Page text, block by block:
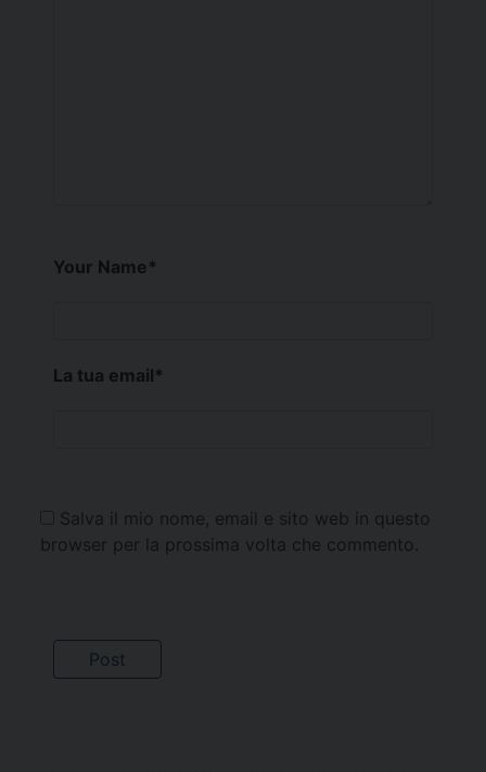
Your Name*
La tua email*
Salva il mio nome, email e sito web in questo
browser per la prossima volta che commento.